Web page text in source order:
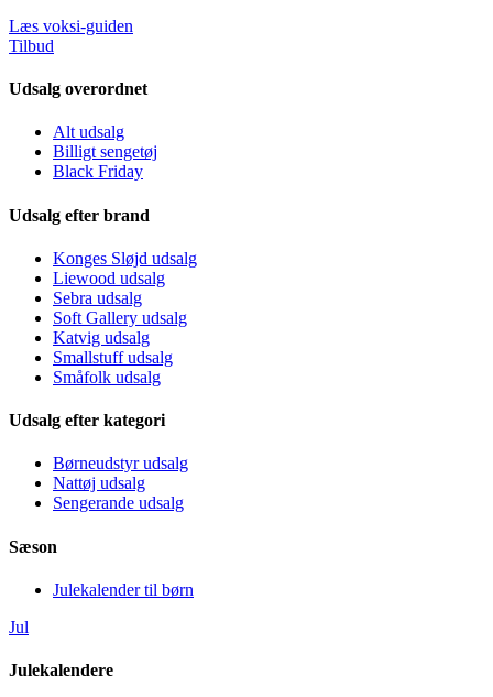
Læs voksi-guiden
Tilbud
Udsalg overordnet
Alt udsalg
Billigt sengetøj
Black Friday
Udsalg efter brand
Konges Sløjd udsalg
Liewood udsalg
Sebra udsalg
Soft Gallery udsalg
Katvig udsalg
Smallstuff udsalg
Småfolk udsalg
Udsalg efter kategori
Børneudstyr udsalg
Nattøj udsalg
Sengerande udsalg
Sæson
Julekalender til børn
Jul
Julekalendere